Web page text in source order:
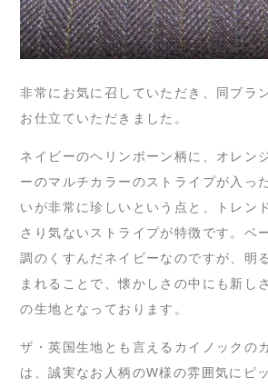
非常にお気に召していただき、同ブラ
お仕立ていただきました。
ネイビーのヘリンボーン柄に、オレン
ーのマルチカラーのストライプが入っ
いが非常に珍しいという点と、トレン
さり気ないストライプが特徴です。ベ
調のくすんだネイビーなのですが、明
まれることで、懐かしさの中にも新し
の生地となっております。
ザ・英国生地とも言えるカイノックの
は、誠実なお人柄のW様の雰囲気にピ